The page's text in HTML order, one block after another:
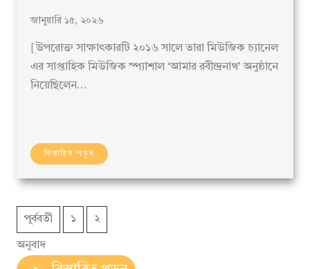
জানুয়ারি ১৫, ২০২৬
[উপরোক্ত সাক্ষাৎকারটি ২০১৬ সালে তারা মিউজিক চ্যানেল
এর সাপ্তাহিক মিউজিক স্প্যাশাল ‘আমার রবীন্দ্রনাথ’ অনুষ্ঠানে
নিয়েছিলেন…
বিস্তারিত পড়ুন
পূর্ববর্তী ১ ২
অনুবাদ